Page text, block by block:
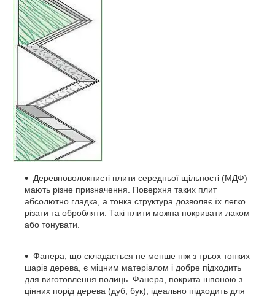
Деревноволокнисті плити середньої щільності (МДФ)
мають різне призначення. Поверхня таких плит
абсолютно гладка, а тонка структура дозволяє їх легко
різати та обробляти. Такі плити можна покривати лаком
або тонувати.
Фанера, що складається не менше ніж з трьох тонких
шарів дерева, є міцним матеріалом і добре підходить
для виготовлення полиць. Фанера, покрита шпоною з
цінних порід дерева (дуб, бук), ідеально підходить для